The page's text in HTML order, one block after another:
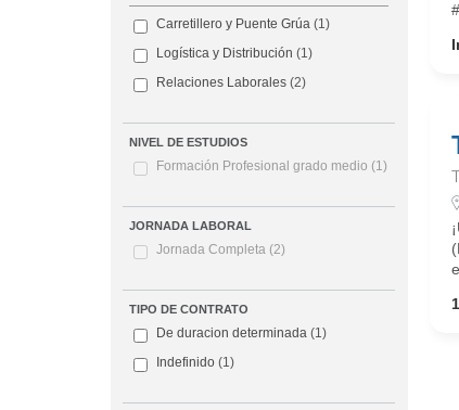
Carretillero y Puente Grúa (1)
Logística y Distribución (1)
Relaciones Laborales (2)
NIVEL DE ESTUDIOS
Formación Profesional grado medio (1)
JORNADA LABORAL
Jornada Completa (2)
TIPO DE CONTRATO
De duracion determinada (1)
Indefinido (1)